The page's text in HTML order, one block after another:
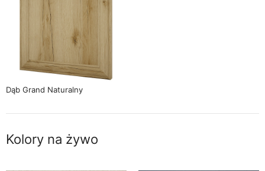
Dąb Grand Naturalny
Kolory na żywo